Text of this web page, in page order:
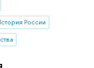
России